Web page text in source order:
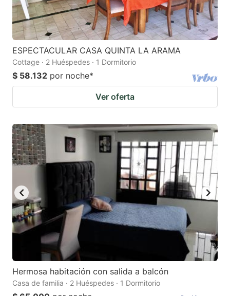
ESPECTACULAR CASA QUINTA LA ARAMA
Cottage · 2 Huéspedes · 1 Dormitorio
$ 58.132 por noche*
Ver oferta
Hermosa habitación con salida a balcón
Casa de familia · 2 Huéspedes · 1 Dormitorio